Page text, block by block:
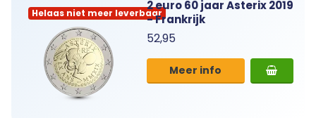
Helaas niet meer leverbaar
2 euro 60 jaar Asterix 2019
- Frankrijk
52,95
Meer info